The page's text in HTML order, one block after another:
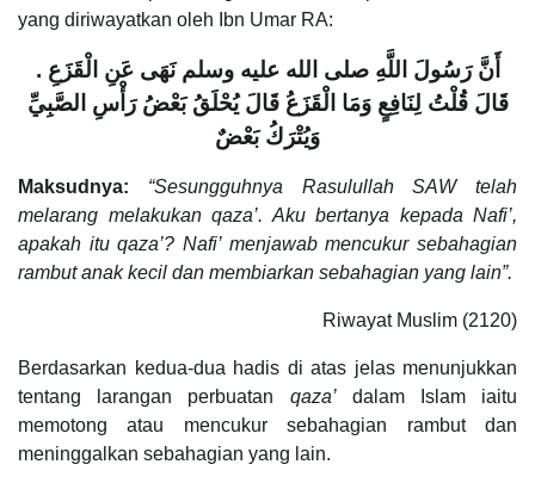
yang diriwayatkan oleh Ibn Umar RA:
أَنَّ رَسُولَ اللَّهِ صلى الله عليه وسلم نَهَى عَنِ الْقَزَعِ ‏.‏
قَالَ قُلْتُ لِنَافِعٍ وَمَا الْقَزَعُ قَالَ يُحْلَقُ بَعْضُ رَأْسِ الصَّبِيِّ
وَيُتْرَكُ بَعْضٌ
Maksudnya:
“Sesungguhnya Rasulullah SAW telah
melarang melakukan qaza’. Aku bertanya kepada Nafi’,
apakah itu qaza’? Nafi’ menjawab mencukur sebahagian
rambut anak kecil dan membiarkan sebahagian yang lain”.
Riwayat Muslim (2120)
Berdasarkan kedua-dua hadis di atas jelas menunjukkan
tentang larangan perbuatan qaza’dalam Islam iaitu
memotong atau mencukur sebahagian rambut dan
meninggalkan sebahagian yang lain.